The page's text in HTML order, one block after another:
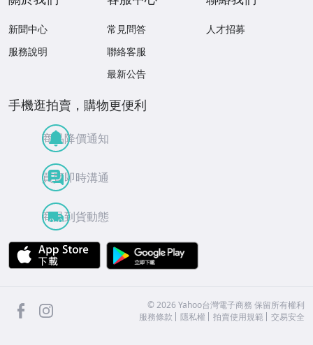
新聞中心
服務說明
常見問答
聯絡客服
最新公告
人才招募
手機逛拍賣，購物更便利
商品降價通知
買賣即時溝通
商品到貨動態
APP Store
facebook ©2026 Yahoo台灣電子商務 保留所有權利
服務條款
隱私權 拍賣使用規範 交易安全